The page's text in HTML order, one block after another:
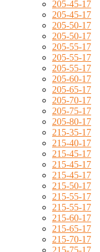
205-45-17
205-45-17
205-50-17
205-50-17
205-55-17
205-55-17
205-55-17
205-60-17
205-65-17
205-70-17
205-75-17
205-80-17
215-35-17
215-40-17
215-45-17
215-45-17
215-45-17
215-50-17
215-55-17
215-55-17
215-60-17
215-65-17
215-70-17